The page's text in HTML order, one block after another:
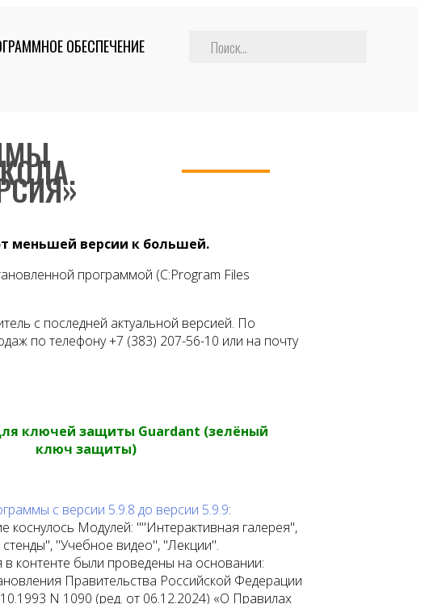
ОБЕСПЕЧЕНИЕ
меньшей версии к большей.
программой (C:Program Files
с последней актуальной версией. По
по телефону +7 (383) 207-56-10 или на почту
ключей защиты Guardant (зелёный
ключ защиты)
с версии 5.9.8 до версии 5.9.9:
коснулось Модулей: ""Интерактивная галерея",
"Учебное видео", "Лекции".
контенте были проведены на основании:
Правительства Российской Федерации
N 1090 (ред. от 06.12.2024) «О Правилах